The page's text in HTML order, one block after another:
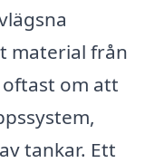
material från
om att
tankar. Ett